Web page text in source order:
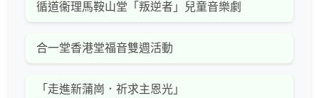
循道衞理馬鞍山堂「叛逆者」兒童音樂劇
合一堂香港堂福音雙週活動
「走進新蒲崗．祈求主恩光」